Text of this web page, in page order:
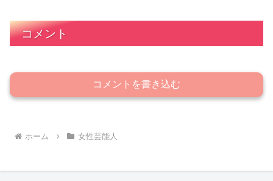
コメント
コメントを書き込む
ホーム 女性芸能人